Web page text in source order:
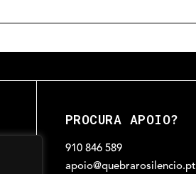
PROCURA APOIO?
910 846 589
apoio@quebrarosilencio.pt